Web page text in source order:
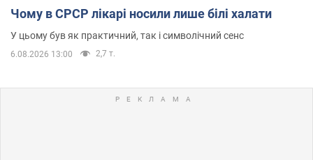
Чому в СРСР лікарі носили лише білі халати
У цьому був як практичний, так і символічний сенс
6.08.2026 13:00 2,7 т.